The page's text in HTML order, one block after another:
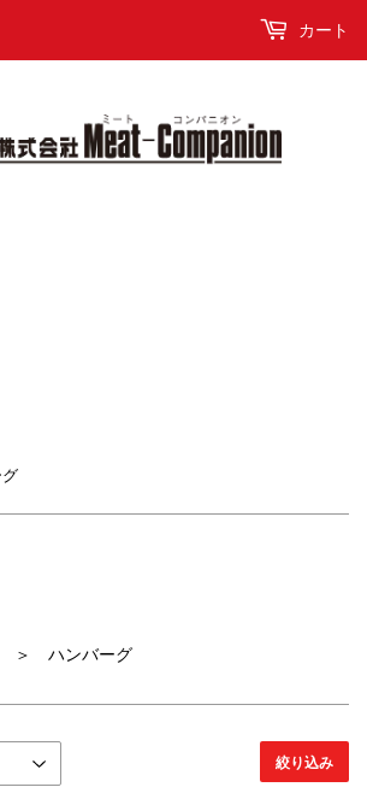
カート
＞ ハンバーグ
絞り込み